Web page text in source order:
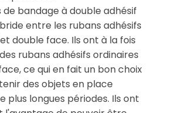
de bandage à double adhésif
entre les rubans adhésifs
double face. Ils ont à la fois
rubans adhésifs ordinaires
ce qui en fait un bon choix
des objets en place
plus longues périodes. Ils ont